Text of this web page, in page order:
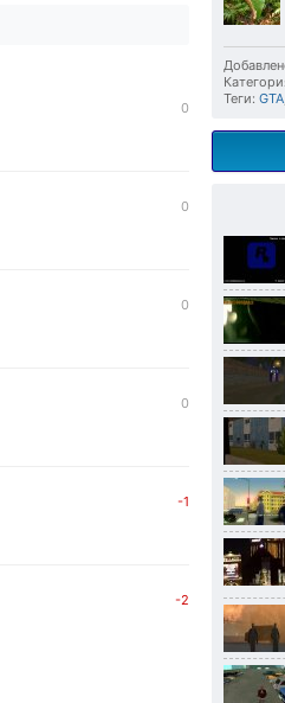
Теги: GTA
0
0
0
0
-1
-2